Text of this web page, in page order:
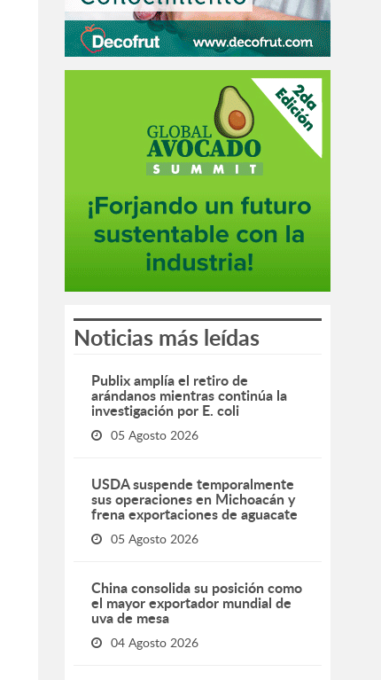
Noticias más leídas
Publix amplía el retiro de
arándanos mientras continúa la
investigación por E. coli
05 Agosto 2026
USDA suspende temporalmente
sus operaciones en Michoacán y
frena exportaciones de aguacate
05 Agosto 2026
China consolida su posición como
el mayor exportador mundial de
uva de mesa
04 Agosto 2026